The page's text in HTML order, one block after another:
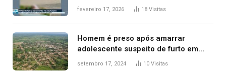
Guarda Metropolitana de Palmas, diz
fevereiro 17, 2026 18 Visitas
Homem é preso após amarrar
adolescente suspeito de furto em
estaca de cerca e agredi-lo
setembro 17, 2024 10 Visitas